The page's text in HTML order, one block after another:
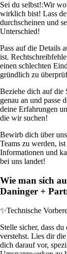
Sei du selbst!:Wir
wirklich bist! Lass
durchscheinen und
Unterschied!
Pass auf die Details
ist.
einen schlechten
gründlich zu
Beziehe dich auf die
genau an und passe
deine Erfahrungen
die wir suchen!
Bewirb dich über
Teams zu werden,
Informationen und
bei uns landet!
Wie man sich
Daninger +
✨Technische
Stelle sicher, dass
verstehst. Lies dir
dich darauf vor,